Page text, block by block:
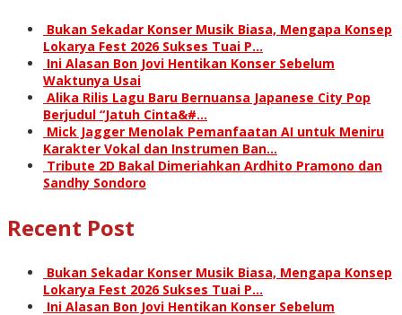
Bukan Sekadar Konser Musik Biasa, Mengapa Konsep
Lokarya Fest 2026 Sukses Tuai P…
Ini Alasan Bon Jovi Hentikan Konser Sebelum
Waktunya Usai
Alika Rilis Lagu Baru Bernuansa Japanese City Pop
Berjudul “Jatuh Cinta&#…
Mick Jagger Menolak Pemanfaatan AI untuk Meniru
Karakter Vokal dan Instrumen Ban…
Tribute 2D Bakal Dimeriahkan Ardhito Pramono dan
Sandhy Sondoro
Recent Post
Bukan Sekadar Konser Musik Biasa, Mengapa Konsep
Lokarya Fest 2026 Sukses Tuai P…
Ini Alasan Bon Jovi Hentikan Konser Sebelum